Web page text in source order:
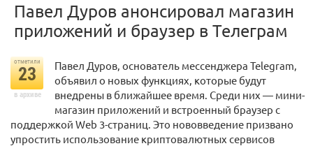
Павел Дуров анонсировал магазин
приложений и браузер в Телеграм
отметили
23
в архиве
Павел Дуров, основатель мессенджера Telegram,
объявил о новых функциях, которые будут
внедрены в ближайшее время. Среди них — мини-
магазин приложений и встроенный браузер с
поддержкой Web 3-страниц. Это нововведение призвано
упростить использование криптовалютных сервисов